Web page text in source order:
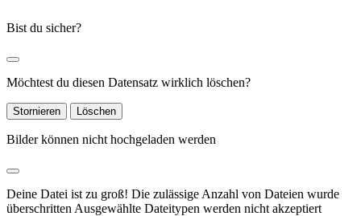
Bist du sicher?
Möchtest du diesen Datensatz wirklich löschen?
Stornieren Löschen
Bilder können nicht hochgeladen werden
Deine Datei ist zu groß! Die zulässige Anzahl von Dateien wurde
überschritten Ausgewählte Dateitypen werden nicht akzeptiert